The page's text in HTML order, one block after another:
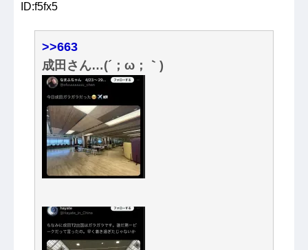
ID:f5fx5
>>663
成田さん…(´；ω；｀)